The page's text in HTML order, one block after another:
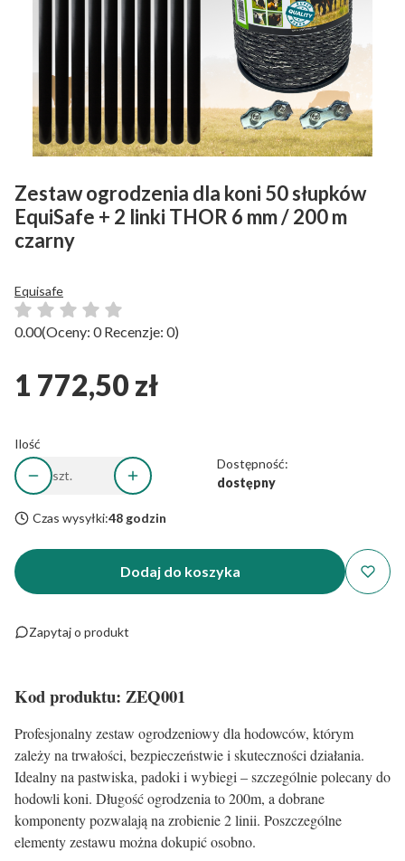
Zestaw ogrodzenia dla koni 50 słupków
EquiSafe + 2 linki THOR 6 mm / 200 m
czarny
Equisafe
0.00(Oceny: 0 Recenzje: 0)
Cena
1 772,50 zł
Ilość
szt.
Dostępność:
dostępny
Czas wysyłki:48 godzin
Dodaj do koszyka
Zapytaj o produkt
Kod produktu: ZEQ001
Profesjonalny zestaw ogrodzeniowy dla hodowców, którym
zależy na trwałości, bezpieczeństwie i skuteczności działania.
Idealny na pastwiska, padoki i wybiegi – szczególnie polecany do
hodowli koni. Długość ogrodzenia to 200m, a dobrane
komponenty pozwalają na zrobienie 2 linii. Poszczególne
elementy zestawu można dokupić osobno.